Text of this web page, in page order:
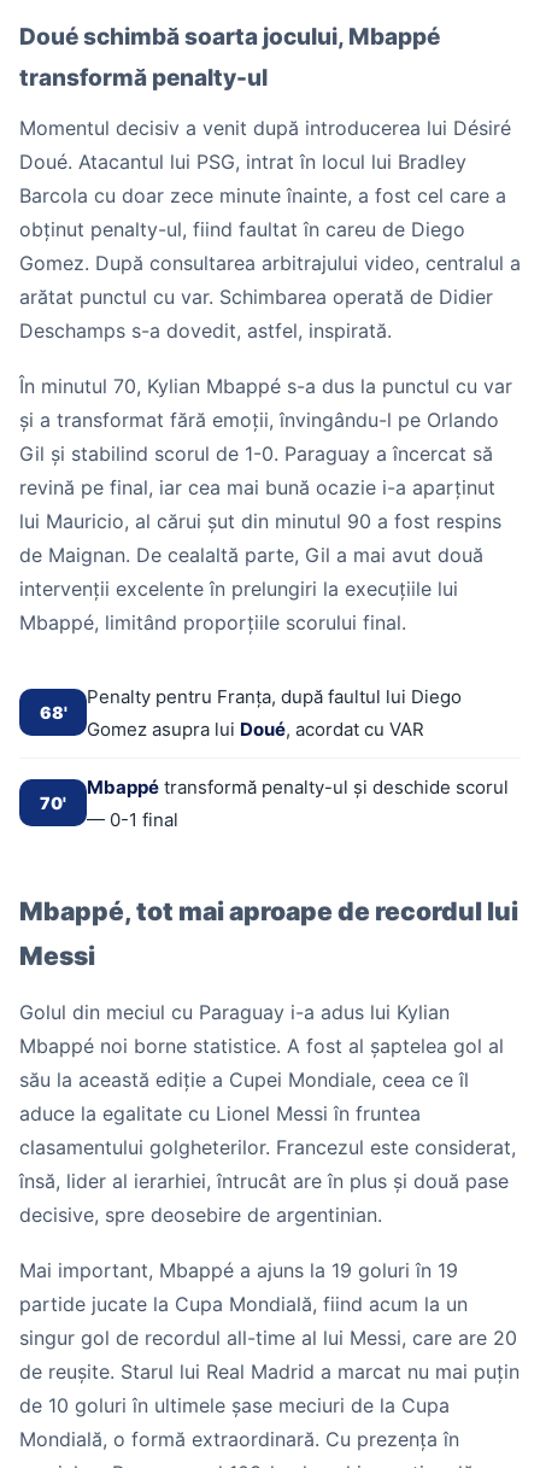
Doué schimbă soarta jocului, Mbappé
transformă penalty-ul
Momentul decisiv a venit după introducerea lui Désiré
Doué. Atacantul lui PSG, intrat în locul lui Bradley
Barcola cu doar zece minute înainte, a fost cel care a
obținut penalty-ul, fiind faultat în careu de Diego
Gomez. După consultarea arbitrajului video, centralul a
arătat punctul cu var. Schimbarea operată de Didier
Deschamps s-a dovedit, astfel, inspirată.
În minutul 70, Kylian Mbappé s-a dus la punctul cu var
și a transformat fără emoții, învingându-l pe Orlando
Gil și stabilind scorul de 1-0. Paraguay a încercat să
revină pe final, iar cea mai bună ocazie i-a aparținut
lui Mauricio, al cărui șut din minutul 90 a fost respins
de Maignan. De cealaltă parte, Gil a mai avut două
intervenții excelente în prelungiri la execuțiile lui
Mbappé, limitând proporțiile scorului final.
68'
Penalty pentru Franța, după faultul lui Diego
Gomez asupra lui Doué, acordat cu VAR
70'
Mbappé transformă penalty-ul și deschide scorul
— 0-1 final
Mbappé, tot mai aproape de recordul lui
Messi
Golul din meciul cu Paraguay i-a adus lui Kylian
Mbappé noi borne statistice. A fost al șaptelea gol al
său la această ediție a Cupei Mondiale, ceea ce îl
aduce la egalitate cu Lionel Messi în fruntea
clasamentului golgheterilor. Francezul este considerat,
însă, lider al ierarhiei, întrucât are în plus și două pase
decisive, spre deosebire de argentinian.
Mai important, Mbappé a ajuns la 19 goluri în 19
partide jucate la Cupa Mondială, fiind acum la un
singur gol de recordul all-time al lui Messi, care are 20
de reușite. Starul lui Real Madrid a marcat nu mai puțin
de 10 goluri în ultimele șase meciuri de la Cupa
Mondială, o formă extraordinară. Cu prezența în